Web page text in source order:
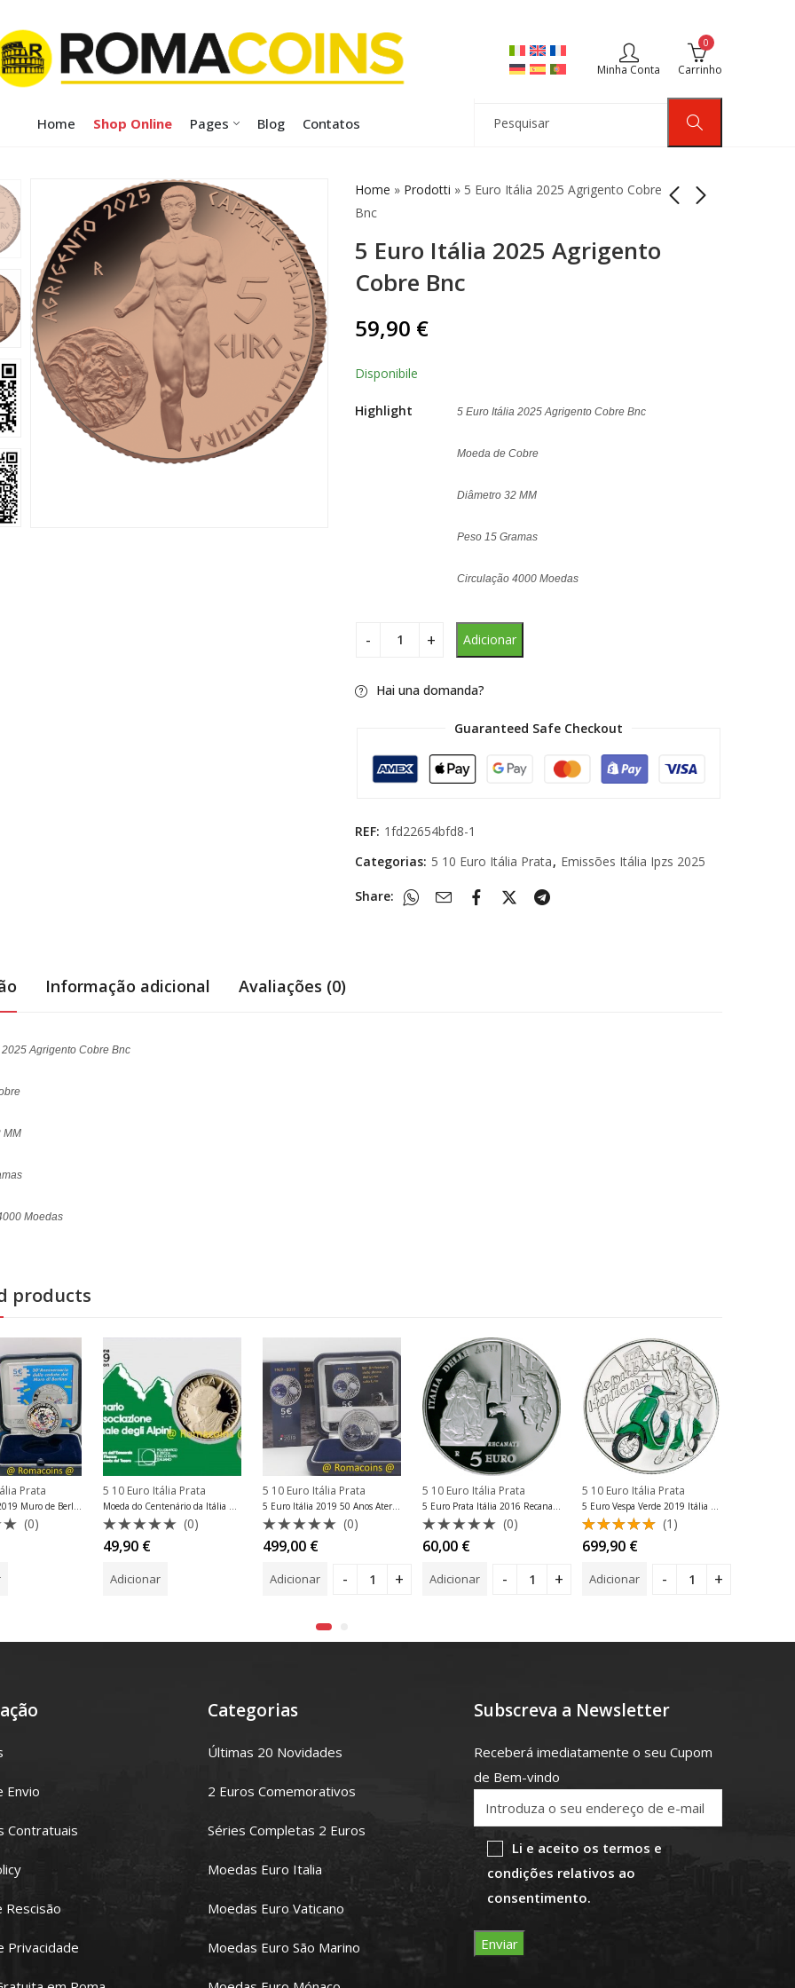
Minha Conta
0
Carrinho
Home Shop Online Pages Blog Contatos
Home » Prodotti » 5 Euro Itália 2025 Agrigento Cobre
Bnc
5 Euro Itália 2025 Agrigento
Cobre Bnc
5 Euros Itália 2025
Carteira Itália 2025 8
59,90 €
Disponibile
Highlight 5 Euro Itália 2025 Agrigento Cobre Bnc
Moeda de Cobre
Diâmetro 32 MM
Peso 15 Gramas
Circulação 4000 Moedas
Adicionar
Hai una domanda?
Guaranteed Safe Checkout
REF: 1fd22654bfd8-1
Categorias: 5 10 Euro Itália Prata, Emissões Itália Ipzs 2025
Share:
Informação adicional Avaliações (0)
Agrigento Cobre Bnc
MM
Moedas
products
Prata
5 Euro Itália 2019 Muro de Berlim Prata Proof
(0)
5 10 Euro Itália Prata
Moeda do Centenário da Itália 5 Euro 2019 Associação Alpini
Avaliação
0
5
(0)
49,90 €
Adicionar
5 10 Euro Itália Prata
5 Euro Itália 2019 50 Anos Aterragem na Lua Prata Proof
Avaliação
0
5
(0)
499,00 €
Adicionar
5 10 Euro Itália Prata
5 Euro Prata Itália 2016 Recanati Marche Proof
Avaliação
0
5
(0)
60,00 €
Adicionar
5 10 Euro Itália Prata
5 Euro Vespa Verde 2019 Itália Moeda de Prata Bnc
Avaliação
5.00 de 5
(1)
699,90 €
Adicionar
Envio
Contratuais
Rescisão
Privacidade
Categorias
Últimas 20 Novidades
2 Euros Comemorativos
Séries Completas 2 Euros
Moedas Euro Italia
Moedas Euro Vaticano
Moedas Euro São Marino
Subscreva a Newsletter
Receberá imediatamente o seu Cupom
de Bem-vindo
Li e aceito os termos e
condições relativos ao
consentimento.